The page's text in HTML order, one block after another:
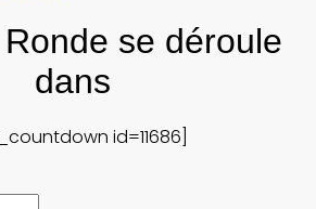
se déroule
dans
id=11686]